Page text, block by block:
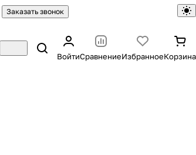
Заказать звонок
ВойтиСравнениеИзбранноеКорзина